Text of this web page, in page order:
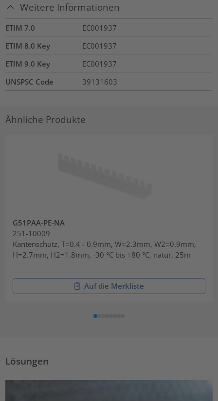
Weitere Informationen
ETIM 7.0
EC001937
ETIM 8.0 Key
EC001937
ETIM 9.0 Key
EC001937
UNSPSC Code
39131603
Ähnliche Produkte
G51PAA-PE-NA
251-10009
Kantenschutz, T=0.4 - 0.9mm, W=2.3mm, W2=0.9mm,
H=2.7mm, H2=1.8mm, -30 °C bis +80 °C, natur, 25m
Auf die Merkliste
Lösungen